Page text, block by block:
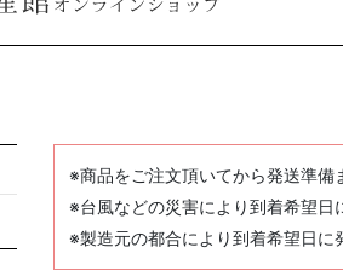
※商品をご注文頂いてから発送準備
※台風などの災害により到着希望日
※製造元の都合により到着希望日に